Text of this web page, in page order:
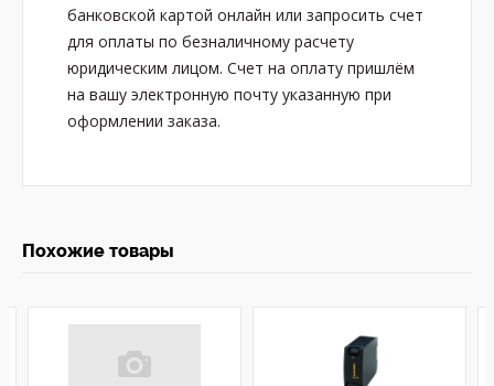
банковской картой онлайн или запросить счет
для оплаты по безналичному расчету
юридическим лицом. Счет на оплату пришлём
на вашу электронную почту указанную при
оформлении заказа.
Похожие товары